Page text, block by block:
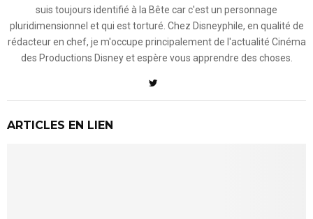
suis toujours identifié à la Bête car c'est un personnage
pluridimensionnel et qui est torturé. Chez Disneyphile, en qualité de
rédacteur en chef, je m'occupe principalement de l'actualité Cinéma
des Productions Disney et espère vous apprendre des choses.
ARTICLES EN LIEN